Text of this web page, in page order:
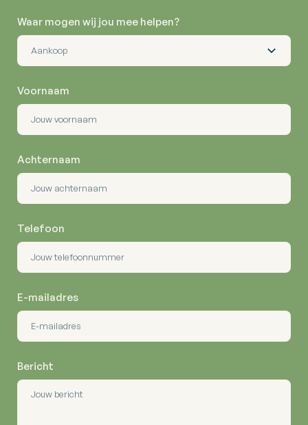
Waar mogen wij jou mee helpen?
Voornaam
Achternaam
Telefoon
E-mailadres
Bericht